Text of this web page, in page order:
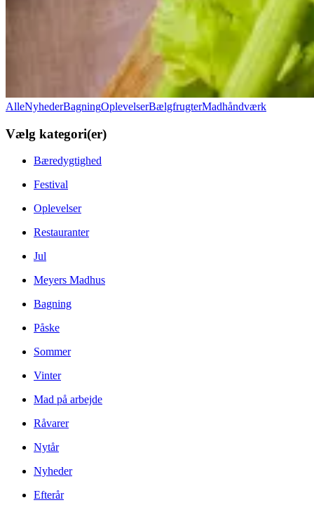
AlleNyhederBagningOplevelserBælgfrugterMadhåndværk
Vælg kategori(er)
Bæredygtighed
Festival
Oplevelser
Restauranter
Jul
Meyers Madhus
Bagning
Påske
Sommer
Vinter
Mad på arbejde
Råvarer
Nytår
Nyheder
Efterår